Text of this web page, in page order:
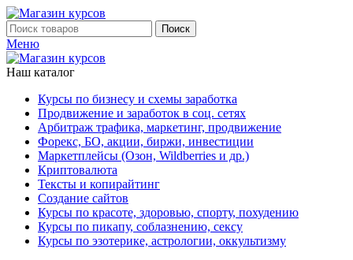
Поиск
Меню
Наш каталог
Курсы по бизнесу и схемы заработка
Продвижение и заработок в соц. сетях
Арбитраж трафика, маркетинг, продвижение
Форекс, БО, акции, биржи, инвестиции
Маркетплейсы (Озон, Wildberries и др.)
Криптовалюта
Тексты и копирайтинг
Создание сайтов
Курсы по красоте, здоровью, спорту, похудению
Курсы по пикапу, соблазнению, сексу
Курсы по эзотерике, астрологии, оккультизму